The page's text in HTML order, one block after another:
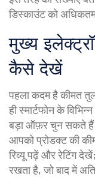
डिस्काउंट को
मुख्य
कैसे देखें
पहला कदम है कीमत
ही स्मार्टफोन के
बड़ा ऑफ़र चुन सकते
आपको प्रोडक्ट की
रिव्यू पढ़ें और रेटिंग
रखता है, जो बाद में